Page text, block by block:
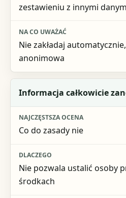
zestawieniu z innymi
Nie zakładaj
anonimowa
Informacja całkowicie
Co do zasady nie
Nie pozwala ustalić osoby
środkach